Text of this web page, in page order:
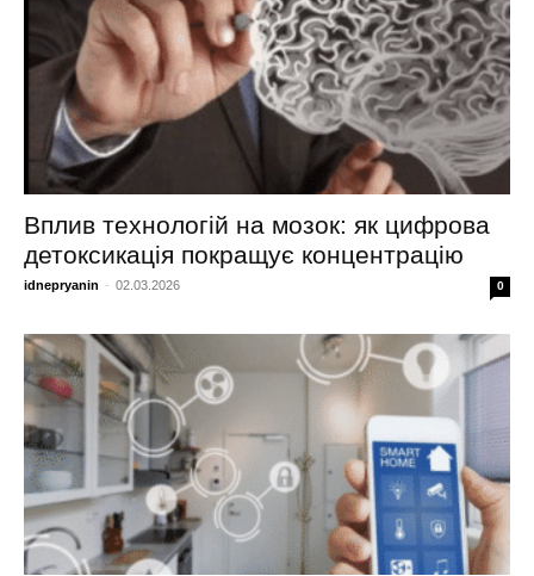
Вплив технологій на мозок: як цифрова
детоксикація покращує концентрацію
idnepryanin - 02.03.2026 0